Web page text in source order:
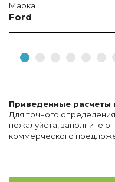
Марка
Ford
Приведенные расчеты
Для точного
пожалуйста, заполните
коммерческого